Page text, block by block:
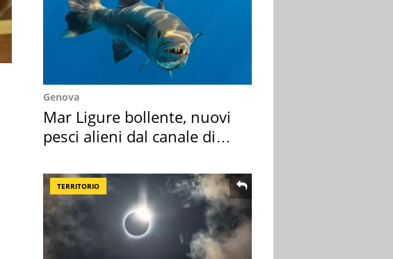
Genova
Mar Ligure bollente, nuovi
pesci alieni dal canale di
TERRITORIO